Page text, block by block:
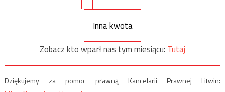
Inna kwota
Zobacz kto wparł nas tym miesiącu: Tutaj
Dziękujemy za pomoc prawną Kancelarii Prawnej Litwin: